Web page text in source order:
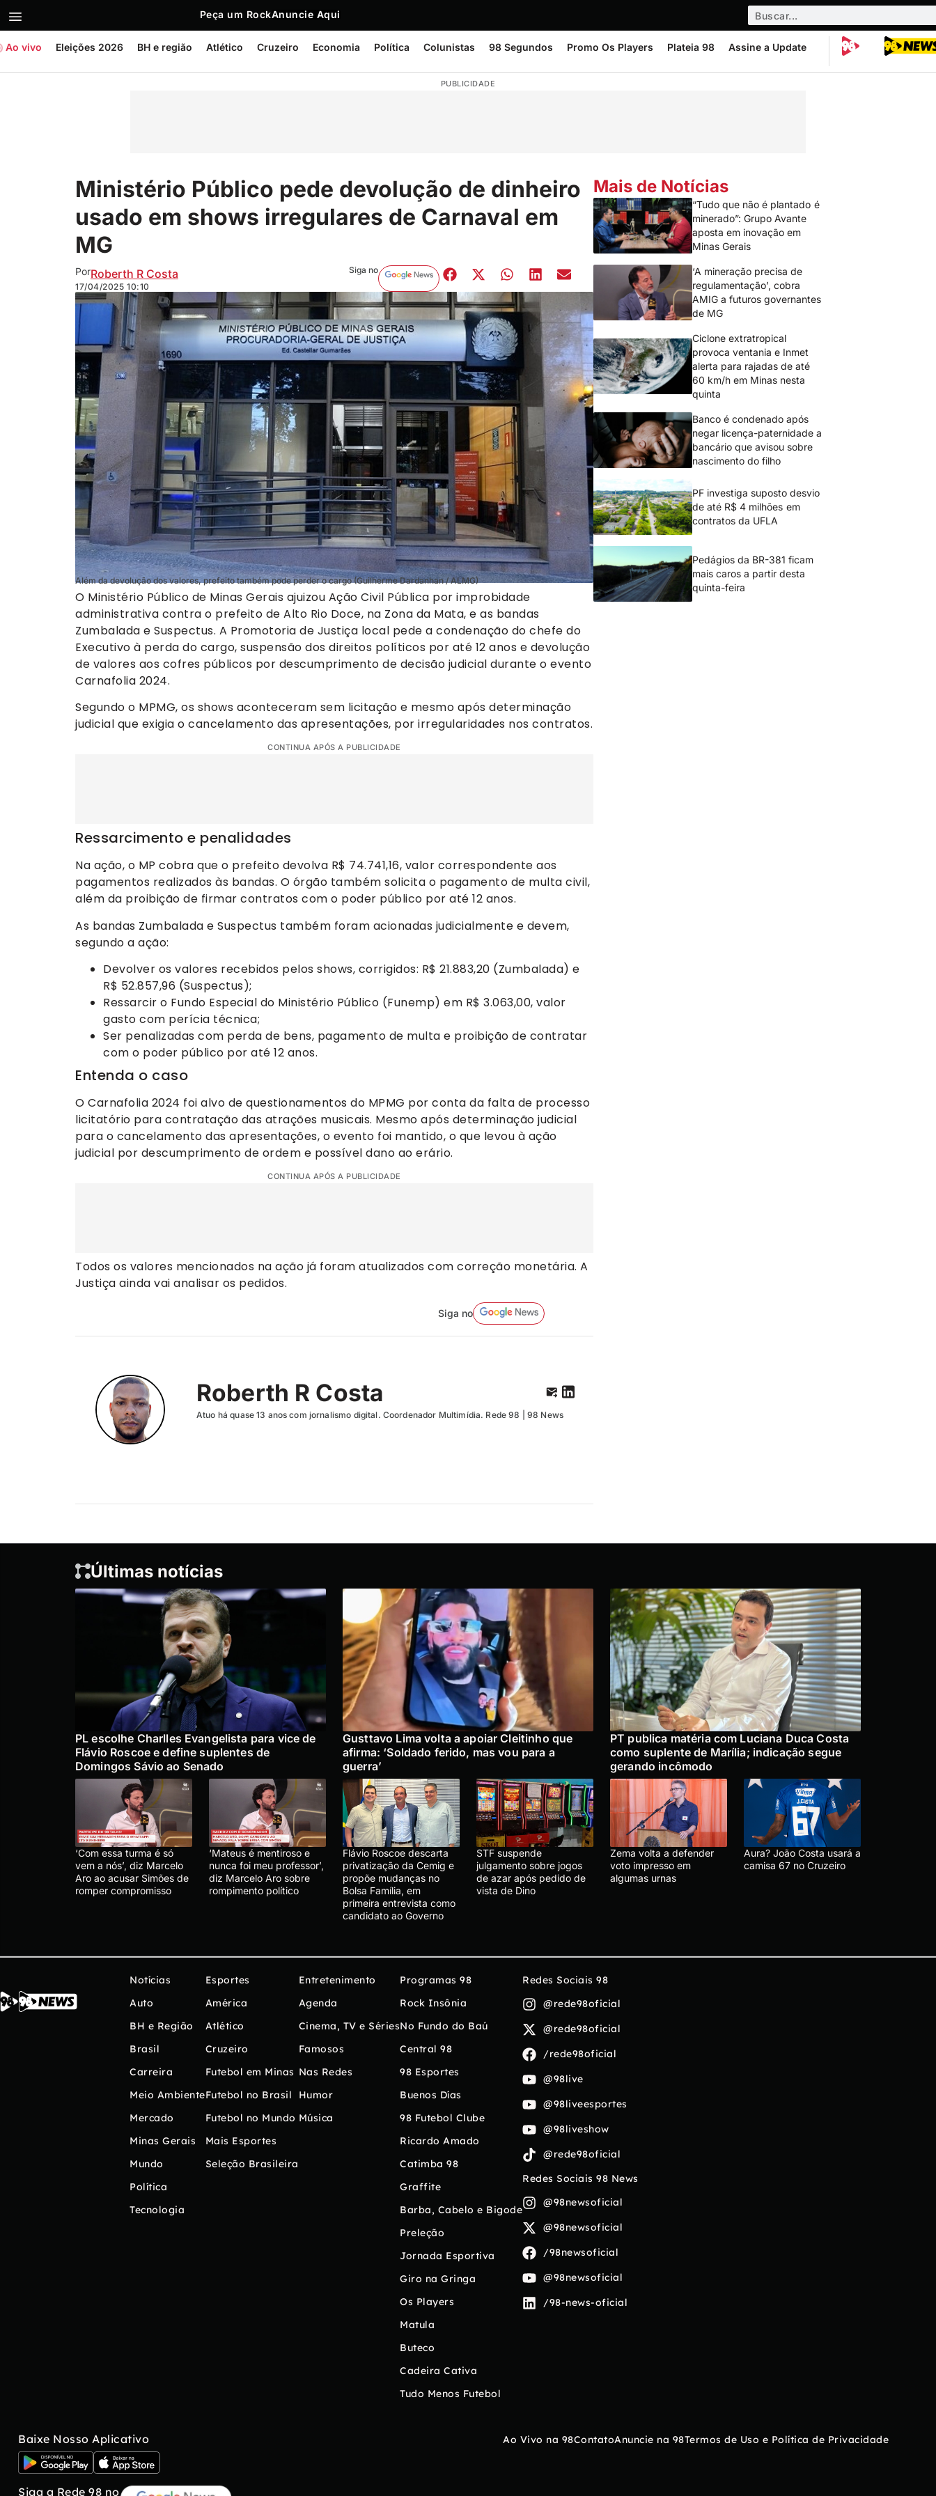
Peça um RockAnuncie Aqui
Ao vivo Eleições 2026 BH e região Atlético Cruzeiro Economia Política Colunistas 98 Segundos Promo Os Players Plateia 98 Assine a Update
PUBLICIDADE
Ministério Público pede devolução de dinheiro
usado em shows irregulares de Carnaval em
MG
PorRoberth R Costa
17/04/2025 10:10
Siga no
Além da devolução dos valores, prefeito também pode perder o cargo (Guilherme Dardanhan / ALMG)
O Ministério Público de Minas Gerais ajuizou Ação Civil Pública por improbidade
administrativa contra o prefeito de Alto Rio Doce, na Zona da Mata, e as bandas
Zumbalada e Suspectus. A Promotoria de Justiça local pede a condenação do chefe do
Executivo à perda do cargo, suspensão dos direitos políticos por até 12 anos e devolução
de valores aos cofres públicos por descumprimento de decisão judicial durante o evento
Carnafolia 2024.
Segundo o MPMG, os shows aconteceram sem licitação e mesmo após determinação
judicial que exigia o cancelamento das apresentações, por irregularidades nos contratos.
CONTINUA APÓS A PUBLICIDADE
Ressarcimento e penalidades
Na ação, o MP cobra que o prefeito devolva R$ 74.741,16, valor correspondente aos
pagamentos realizados às bandas. O órgão também solicita o pagamento de multa civil,
além da proibição de firmar contratos com o poder público por até 12 anos.
As bandas Zumbalada e Suspectus também foram acionadas judicialmente e devem,
segundo a ação:
Devolver os valores recebidos pelos shows, corrigidos: R$ 21.883,20 (Zumbalada) e
R$ 52.857,96 (Suspectus);
Ressarcir o Fundo Especial do Ministério Público (Funemp) em R$ 3.063,00, valor
gasto com perícia técnica;
Ser penalizadas com perda de bens, pagamento de multa e proibição de contratar
com o poder público por até 12 anos.
Entenda o caso
O Carnafolia 2024 foi alvo de questionamentos do MPMG por conta da falta de processo
licitatório para contratação das atrações musicais. Mesmo após determinação judicial
para o cancelamento das apresentações, o evento foi mantido, o que levou à ação
judicial por descumprimento de ordem e possível dano ao erário.
CONTINUA APÓS A PUBLICIDADE
Todos os valores mencionados na ação já foram atualizados com correção monetária. A
Justiça ainda vai analisar os pedidos.
Siga no
Roberth R Costa
Atuo há quase 13 anos com jornalismo digital. Coordenador Multimídia. Rede 98 | 98 News
Mais de Notícias
“Tudo que não é plantado é
minerado”: Grupo Avante
aposta em inovação em
Minas Gerais
‘A mineração precisa de
regulamentação’, cobra
AMIG a futuros governantes
de MG
Ciclone extratropical
provoca ventania e Inmet
alerta para rajadas de até
60 km/h em Minas nesta
quinta
Banco é condenado após
negar licença-paternidade a
bancário que avisou sobre
nascimento do filho
PF investiga suposto desvio
de até R$ 4 milhões em
contratos da UFLA
Pedágios da BR-381 ficam
mais caros a partir desta
quinta-feira
Últimas notícias
PL escolhe Charlles Evangelista para vice de
Flávio Roscoe e define suplentes de
Domingos Sávio ao Senado
Gusttavo Lima volta a apoiar Cleitinho que
afirma: ‘Soldado ferido, mas vou para a
guerra’
PT publica matéria com Luciana Duca Costa
como suplente de Marília; indicação segue
gerando incômodo
‘Com essa turma é só
vem a nós’, diz Marcelo
Aro ao acusar Simões de
romper compromisso
‘Mateus é mentiroso e
nunca foi meu professor’,
diz Marcelo Aro sobre
rompimento político
Flávio Roscoe descarta
privatização da Cemig e
propõe mudanças no
Bolsa Família, em
primeira entrevista como
candidato ao Governo
STF suspende
julgamento sobre jogos
de azar após pedido de
vista de Dino
Zema volta a defender
voto impresso em
algumas urnas
Aura? João Costa usará a
camisa 67 no Cruzeiro
Notícias
Auto
BH e Região
Brasil
Carreira
Meio Ambiente
Mercado
Minas Gerais
Mundo
Política
Tecnologia
Esportes
América
Atlético
Cruzeiro
Futebol em Minas
Futebol no Brasil
Futebol no Mundo
Mais Esportes
Seleção Brasileira
Entretenimento
Agenda
Cinema, TV e Séries
Famosos
Nas Redes
Humor
Música
Programas 98
Rock Insônia
No Fundo do Baú
Central 98
98 Esportes
Buenos Días
98 Futebol Clube
Ricardo Amado
Catimba 98
Graffite
Barba, Cabelo e Bigode
Preleção
Jornada Esportiva
Giro na Gringa
Os Players
Matula
Buteco
Cadeira Cativa
Tudo Menos Futebol
Redes Sociais 98
@rede98oficial
@rede98oficial
/rede98oficial
@98live
@98liveesportes
@98liveshow
@rede98oficial
Redes Sociais 98 News
@98newsoficial
@98newsoficial
/98newsoficial
@98newsoficial
/98-news-oficial
Baixe Nosso Aplicativo
Siga a Rede 98 no
Ao Vivo na 98ContatoAnuncie na 98Termos de Uso e Política de Privacidade